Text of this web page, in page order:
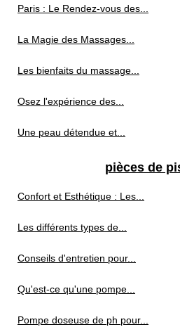
Paris : Le Rendez-vous des...
La Magie des Massages...
Les bienfaits du massage...
Osez l'expérience des...
Une peau détendue et...
pièces de
Confort et Esthétique : Les...
Les différents types de...
Conseils d'entretien pour...
Qu'est-ce qu'une pompe...
Pompe doseuse de ph pour...